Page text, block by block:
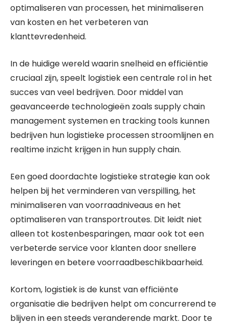
optimaliseren van processen, het minimaliseren
van kosten en het verbeteren van
klanttevredenheid.
In de huidige wereld waarin snelheid en efficiëntie
cruciaal zijn, speelt logistiek een centrale rol in het
succes van veel bedrijven. Door middel van
geavanceerde technologieën zoals supply chain
management systemen en tracking tools kunnen
bedrijven hun logistieke processen stroomlijnen en
realtime inzicht krijgen in hun supply chain.
Een goed doordachte logistieke strategie kan ook
helpen bij het verminderen van verspilling, het
minimaliseren van voorraadniveaus en het
optimaliseren van transportroutes. Dit leidt niet
alleen tot kostenbesparingen, maar ook tot een
verbeterde service voor klanten door snellere
leveringen en betere voorraadbeschikbaarheid.
Kortom, logistiek is de kunst van efficiënte
organisatie die bedrijven helpt om concurrerend te
blijven in een steeds veranderende markt. Door te